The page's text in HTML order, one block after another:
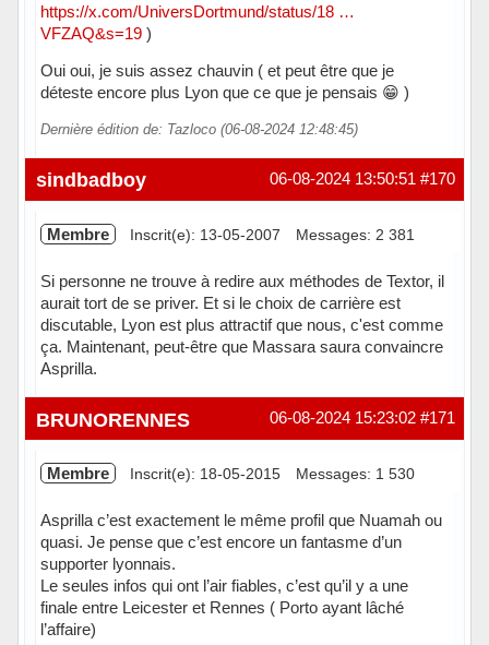
https://x.com/UniversDortmund/status/18 …
VFZAQ&s=19)
Oui oui, je suis assez chauvin ( et peut être que je
déteste encore plus Lyon que ce que je pensais 😁 )
Dernière édition de: Tazloco (06-08-2024 12:48:45)
Hors ligne #170
06-08-2024 13:50:51
sindbadboy
Membre Inscrit(e): 13-05-2007 Messages: 2 381
Si personne ne trouve à redire aux méthodes de Textor, il
aurait tort de se priver. Et si le choix de carrière est
discutable, Lyon est plus attractif que nous, c'est comme
ça. Maintenant, peut-être que Massara saura convaincre
Asprilla.
Hors ligne #171
06-08-2024 15:23:02
BRUNORENNES
Membre Inscrit(e): 18-05-2015 Messages: 1 530
Asprilla c’est exactement le même profil que Nuamah ou
quasi. Je pense que c’est encore un fantasme d’un
supporter lyonnais.
Le seules infos qui ont l’air fiables, c’est qu’il y a une
finale entre Leicester et Rennes ( Porto ayant lâché
l’affaire)